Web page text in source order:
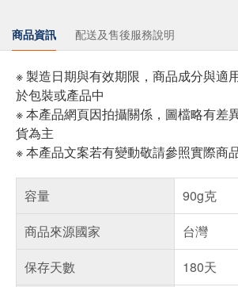
商品資訊 配送及售後服務說明
※ 製造日期與有效期限，商品成分與適
於包裝或產品中
※ 本產品網頁因拍攝關係，圖檔略有差
貨為主
※ 本產品文案若有變動敬請參照實際商
容量
90g克
商品來源國家
台灣
保存天數
180天